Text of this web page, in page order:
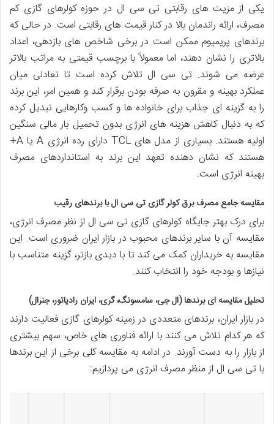
یکی از مزیت های رقابتی تی سی ال در حوزه کولرهای گازی کم
مصرف، ارائه راندمان بالا در کنار قیمت های رقابتی است. در حالی که
برندهای پریمیوم ممکن است در برخی شاخص های بازدهی، اعداد
بالاتری را نشان دهند، اما معمولاً با برچسب قیمتی به مراتب بالاتر
عرضه می شوند. تی سی ال تلاش کرده است تا تعادلی میان
عملکرد بهینه و مقرون به صرفه بودن برقرار کند و همین امر، این برند
را به گزینه ای جذاب برای خانواده ها و کسب وکارهایی تبدیل کرده
که به دنبال کاهش هزینه های انرژی بدون تحمیل بار مالی سنگین
اولیه هستند. بسیاری از مدل های TCL دارای رده انرژی A یا A+
هستند که نشان دهنده تعهد این برند به استانداردهای مصرف
بهینه انرژی است.
مقایسه جامع مصرف برق کولر گازی تی سی ال با برندهای رقیب
برای درک بهتر جایگاه کولرهای گازی تی سی ال از نظر مصرف انرژی،
مقایسه آن با سایر برندهای محبوب در بازار ایران ضروری است. این
مقایسه به خریداران کمک می کند تا با دیدی بازتر، گزینه متناسب با
نیازها و بودجه خود را انتخاب کنند.
تحلیل مقایسه ای برندها (ال جی، سامسونگ، گری، ایران رادیاتور، جنرال)
در بازار ایران، برندهای متعددی در زمینه کولرهای گازی فعالیت دارند
که هر کدام تلاش می کنند با ارائه فناوری های خاص، سهم بیشتری
از بازار را به دست آورند. در ادامه به مقایسه کلی برخی از این برندها
با تی سی ال از منظر مصرف انرژی می پردازیم: